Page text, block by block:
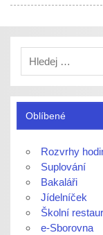
Oblíbené
Rozvrhy
Suplování
Bakaláři
Jídelníček
Školní
e-Sborovna